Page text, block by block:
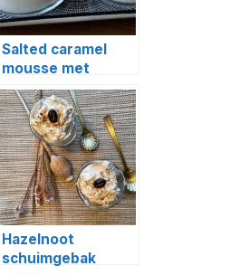
Salted caramel
mousse met
popcorn
Hazelnoot
schuimgebak